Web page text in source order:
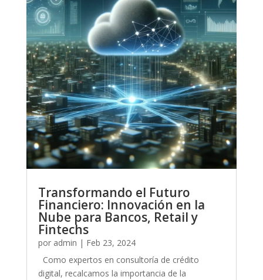
Transformando el Futuro
Financiero: Innovación en la
Nube para Bancos, Retail y
Fintechs
por admin | Feb 23, 2024
Como expertos en consultoría de crédito
digital, recalcamos la importancia de la